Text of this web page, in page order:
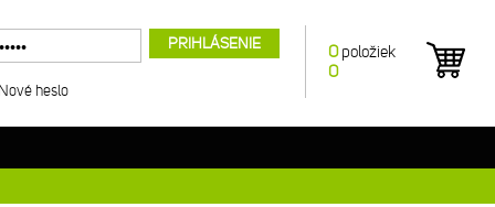
0 položiek
0
PRIHLÁSENIE
Nové heslo